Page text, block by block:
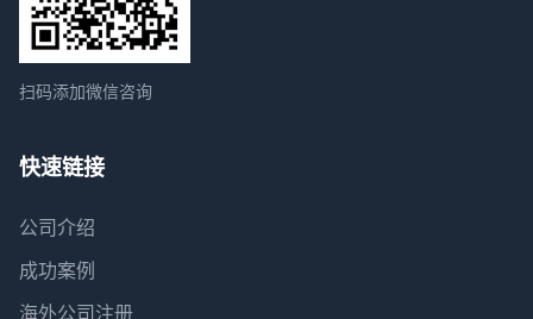
扫码添加微信咨询
快速链接
公司介绍
成功案例
海外公司注册